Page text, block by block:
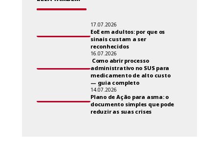
17.07.2026
EoE em adultos: por que os
sinais custam a ser
reconhecidos
16.07.2026
Como abrir processo
administrativo no SUS para
medicamento de alto custo
— guia completo
14.07.2026
Plano de Ação para asma: o
documento simples que pode
reduzir as suas crises